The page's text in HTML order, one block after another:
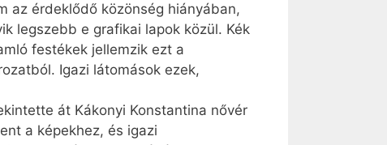
az érdeklődő közönség hiányában,
legszebb e grafikai lapok közül. Kék
festékek jellemzik ezt a
Igazi látomások ezek,
át Kákonyi Konstantina nővér
a képekhez, és igazi